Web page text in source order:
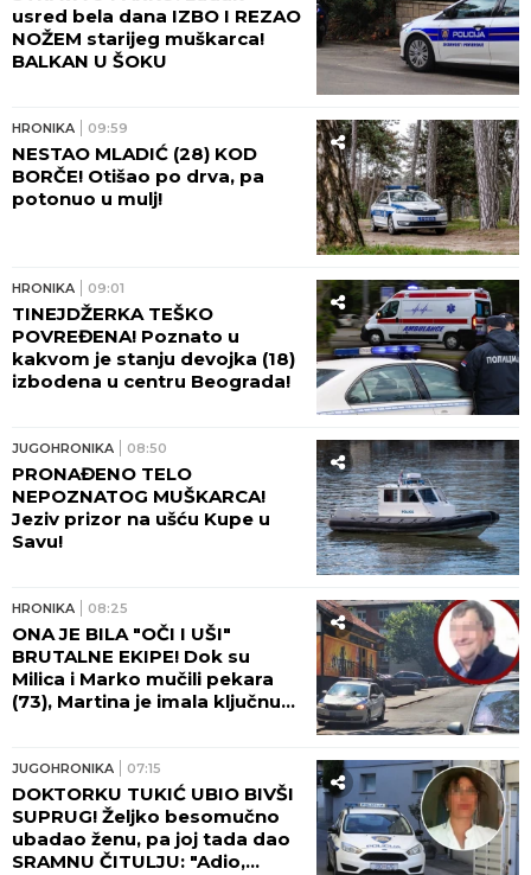
usred bela dana IZBO I REZAO
NOŽEM starijeg muškarca!
BALKAN U ŠOKU
HRONIKA 09:59
NESTAO MLADIĆ (28) KOD
BORČE! Otišao po drva, pa
potonuo u mulj!
HRONIKA 09:01
TINEJDŽERKA TEŠKO
POVREĐENA! Poznato u
kakvom je stanju devojka (18)
izbodena u centru Beograda!
JUGOHRONIKA 08:50
PRONAĐENO TELO
NEPOZNATOG MUŠKARCA!
Jeziv prizor na ušću Kupe u
Savu!
HRONIKA 08:25
ONA JE BILA "OČI I UŠI"
BRUTALNE EKIPE! Dok su
Milica i Marko mučili pekara
(73), Martina je imala ključnu
automobilom!
JUGOHRONIKA 07:15
DOKTORKU TUKIĆ UBIO BIVŠI
SUPRUG! Željko besomučno
ubadao ženu, pa joj tada dao
SRAMNU ČITULJU: "Adio,